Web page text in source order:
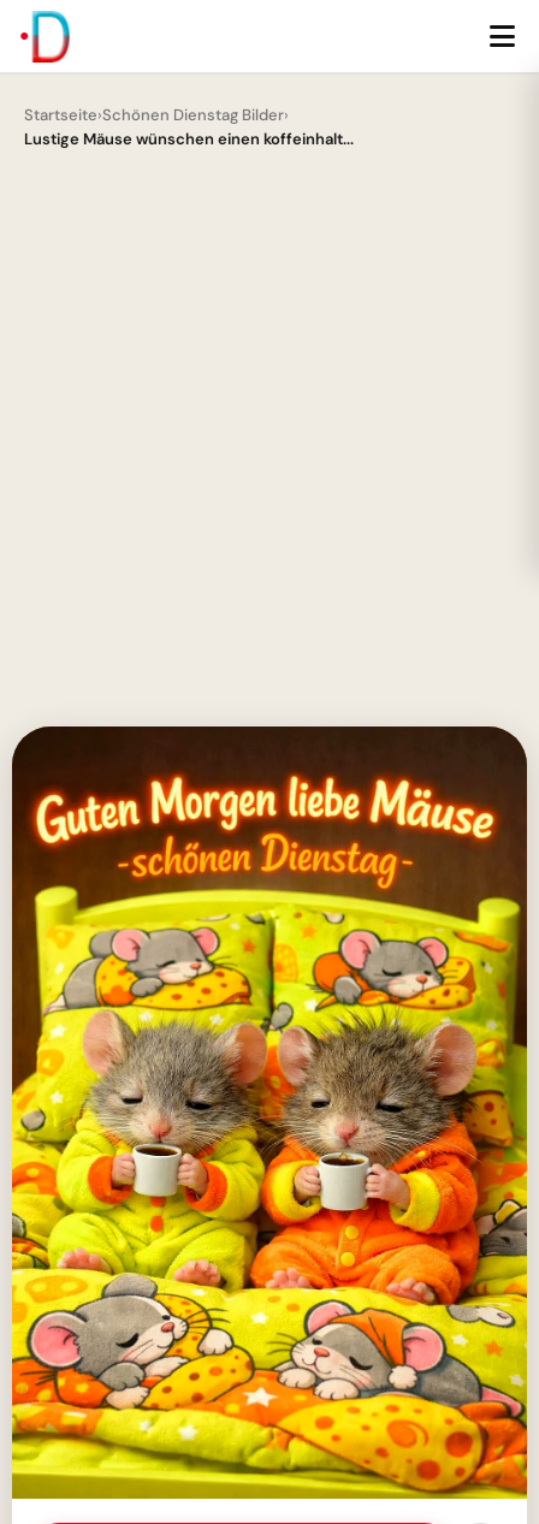
Startseite›Schönen Dienstag Bilder›
Lustige Mäuse wünschen einen koffeinhalt...